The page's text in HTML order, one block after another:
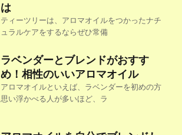
は
ティーツリーは、アロマオイルをつかったナチ
ュラルケアをするならぜひ常備
ラベンダーとブレンドがおすす
め！相性のいいアロマオイル
アロマオイルといえば、ラベンダーを初めの方
思い浮かべる人が多いほど、ラ